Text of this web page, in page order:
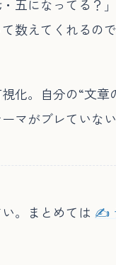
五になってる？
数えてくれるの
化。自分の“文
マがブレていな
。まとめては ✍️